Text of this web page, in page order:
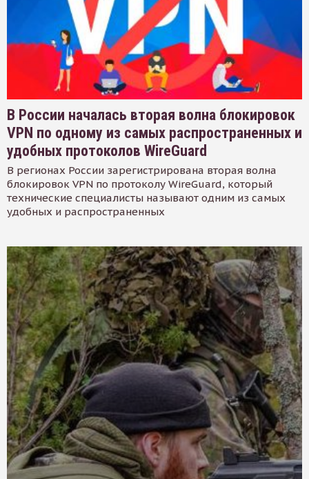
В России началась вторая волна блокировок
VPN по одному из самых распространенных и
удобных протоколов WireGuard
В регионах России зарегистрирована вторая волна
блокировок VPN по протоколу WireGuard, который
технические специалисты называют одним из самых
удобных и распространенных